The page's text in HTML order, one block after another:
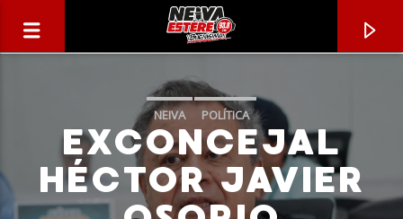
NEIVA POLÍTICA
EXCONCEJAL
HÉCTOR JAVIER